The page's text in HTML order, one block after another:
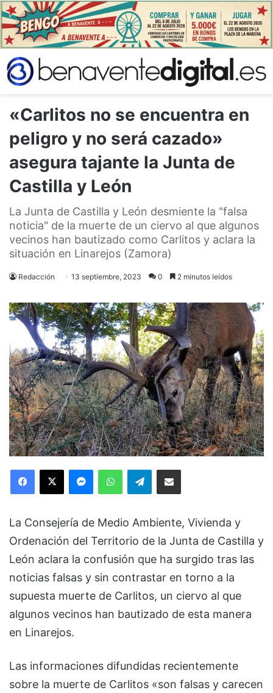
«Carlitos no se encuentra en
peligro y no será cazado»
asegura tajante la Junta de
Castilla y León
La Junta de Castilla y León desmiente la "falsa
noticia" de la muerte de un ciervo al que algunos
vecinos han bautizado como Carlitos y aclara la
situación en Linarejos (Zamora)
Redacción 13 septiembre, 2023 0 2 minutos leídos
Facebook
X MessengerWhatsAppTelegramCompartir via Email
La Consejería de Medio Ambiente, Vivienda y
Ordenación del Territorio de la Junta de Castilla y
León aclara la confusión que ha surgido tras las
noticias falsas y sin contrastar en torno a la
supuesta muerte de Carlitos, un ciervo al que
algunos vecinos han bautizado de esta manera
en Linarejos.
Las informaciones difundidas recientemente
sobre la muerte de Carlitos «son falsas y carecen